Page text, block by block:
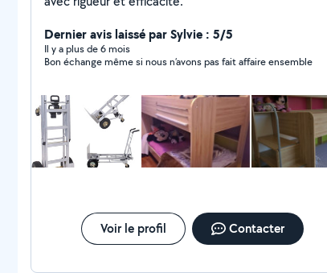
Dernier avis laissé par Sylvie : 5/5
Il y a plus de 6 mois
Bon échange même si nous n’avons pas fait affaire ensemble
Voir le profil Contacter